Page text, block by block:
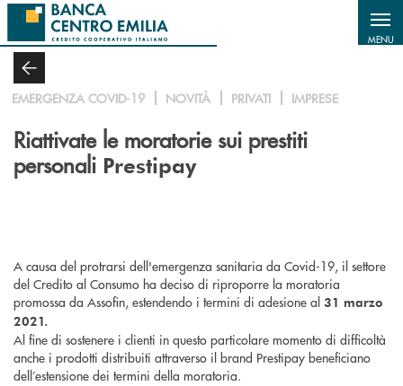
Salta al contenuto principale
MENU
EMERGENZA COVID-19 NOVITÀ PRIVATI IMPRESE
Riattivate le moratorie sui prestiti
personali Prestipay
A causa del protrarsi dell'emergenza sanitaria da Covid-19, il settore
del Credito al Consumo ha deciso di riproporre la moratoria
promossa da Assofin, estendendo i termini di adesione al 31 marzo
2021.
Al fine di sostenere i clienti in questo particolare momento di difficoltà
anche i prodotti distribuiti attraverso il brand Prestipay beneficiano
dell’estensione dei termini della moratoria.